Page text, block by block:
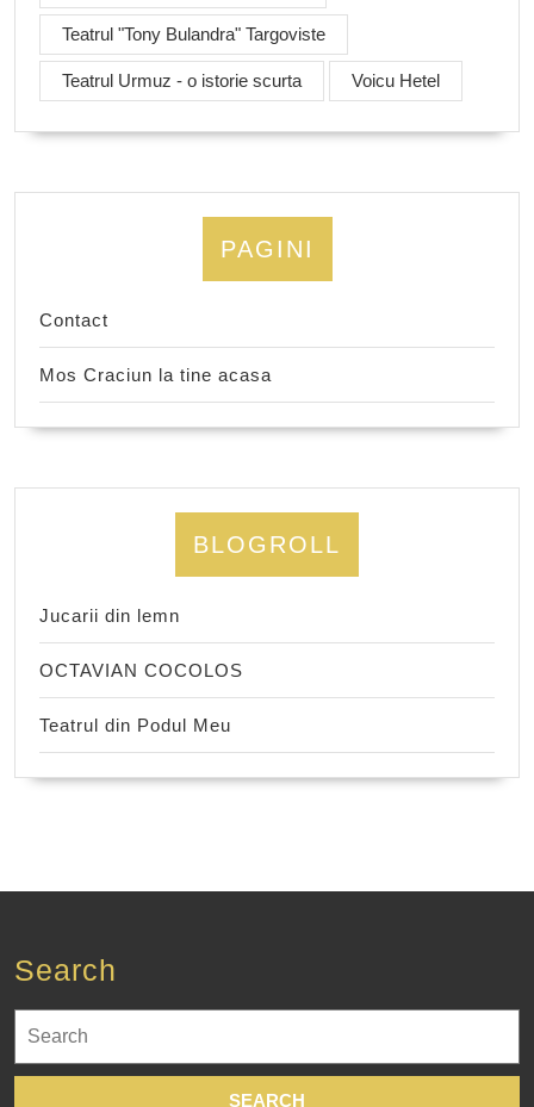
Teatrul "Tony Bulandra" Targoviste
Teatrul Urmuz - o istorie scurta Voicu Hetel
PAGINI
Contact
Mos Craciun la tine acasa
BLOGROLL
Jucarii din lemn
OCTAVIAN COCOLOS
Teatrul din Podul Meu
Search
for: